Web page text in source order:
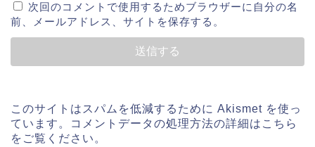
次回のコメントで使用するためブラウザーに自分の名
前、メールアドレス、サイトを保存する。
このサイトはスパムを低減するために Akismet を使っ
ています。
コメントデータの処理方法の詳細はこちら
をご覧ください 。